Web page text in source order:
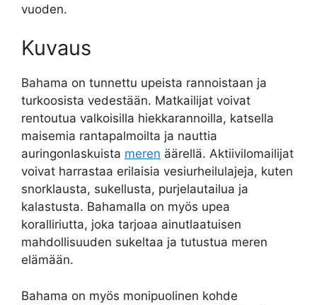
vuoden.
Kuvaus
Bahama on tunnettu upeista rannoistaan ja
turkoosista vedestään. Matkailijat voivat
rentoutua valkoisilla hiekkarannoilla, katsella
maisemia rantapalmoilta ja nauttia
auringonlaskuista meren äärellä. Aktiivilomailijat
voivat harrastaa erilaisia vesiurheilulajeja, kuten
snorklausta, sukellusta, purjelautailua ja
kalastusta. Bahamalla on myös upea
koralliriutta, joka tarjoaa ainutlaatuisen
mahdollisuuden sukeltaa ja tutustua meren
elämään.
Bahama on myös monipuolinen kohde